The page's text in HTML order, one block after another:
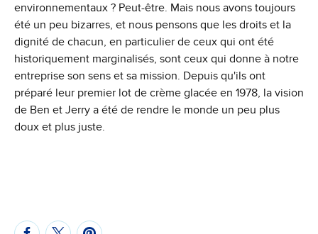
environnementaux ? Peut-être. Mais nous avons toujours
été un peu bizarres, et nous pensons que les droits et la
dignité de chacun, en particulier de ceux qui ont été
historiquement marginalisés, sont ceux qui donne à notre
entreprise son sens et sa mission. Depuis qu'ils ont
préparé leur premier lot de crème glacée en 1978, la vision
de Ben et Jerry a été de rendre le monde un peu plus
doux et plus juste.